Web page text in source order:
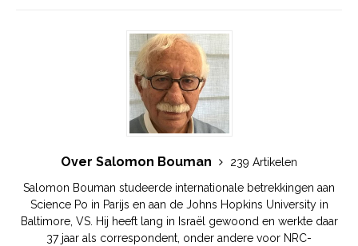
Over Salomon Bouman
239 Artikelen
Salomon Bouman studeerde internationale betrekkingen aan
Science Po in Parijs en aan de Johns Hopkins University in
Baltimore, VS. Hij heeft lang in Israël gewoond en werkte daar
37 jaar als correspondent, onder andere voor NRC-